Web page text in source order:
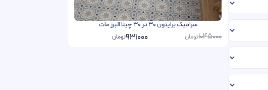
سرامیک برایتون 30 در 30 چیتا البرز مات
1045000تومان 931000تومان